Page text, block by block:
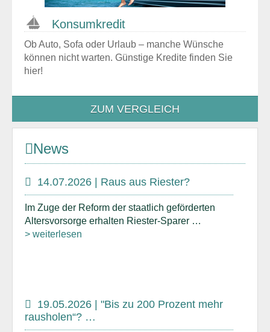
Konsumkredit
Ob Auto, Sofa oder Urlaub – manche Wünsche
können nicht warten. Günstige Kredite finden Sie
hier!
ZUM VERGLEICH
News
14.07.2026 | Raus aus Riester?
Im Zuge der Reform der staatlich geförderten
Altersvorsorge erhalten Riester-Sparer …
> weiterlesen
19.05.2026 | "Bis zu 200 Prozent mehr
rausholen“? …